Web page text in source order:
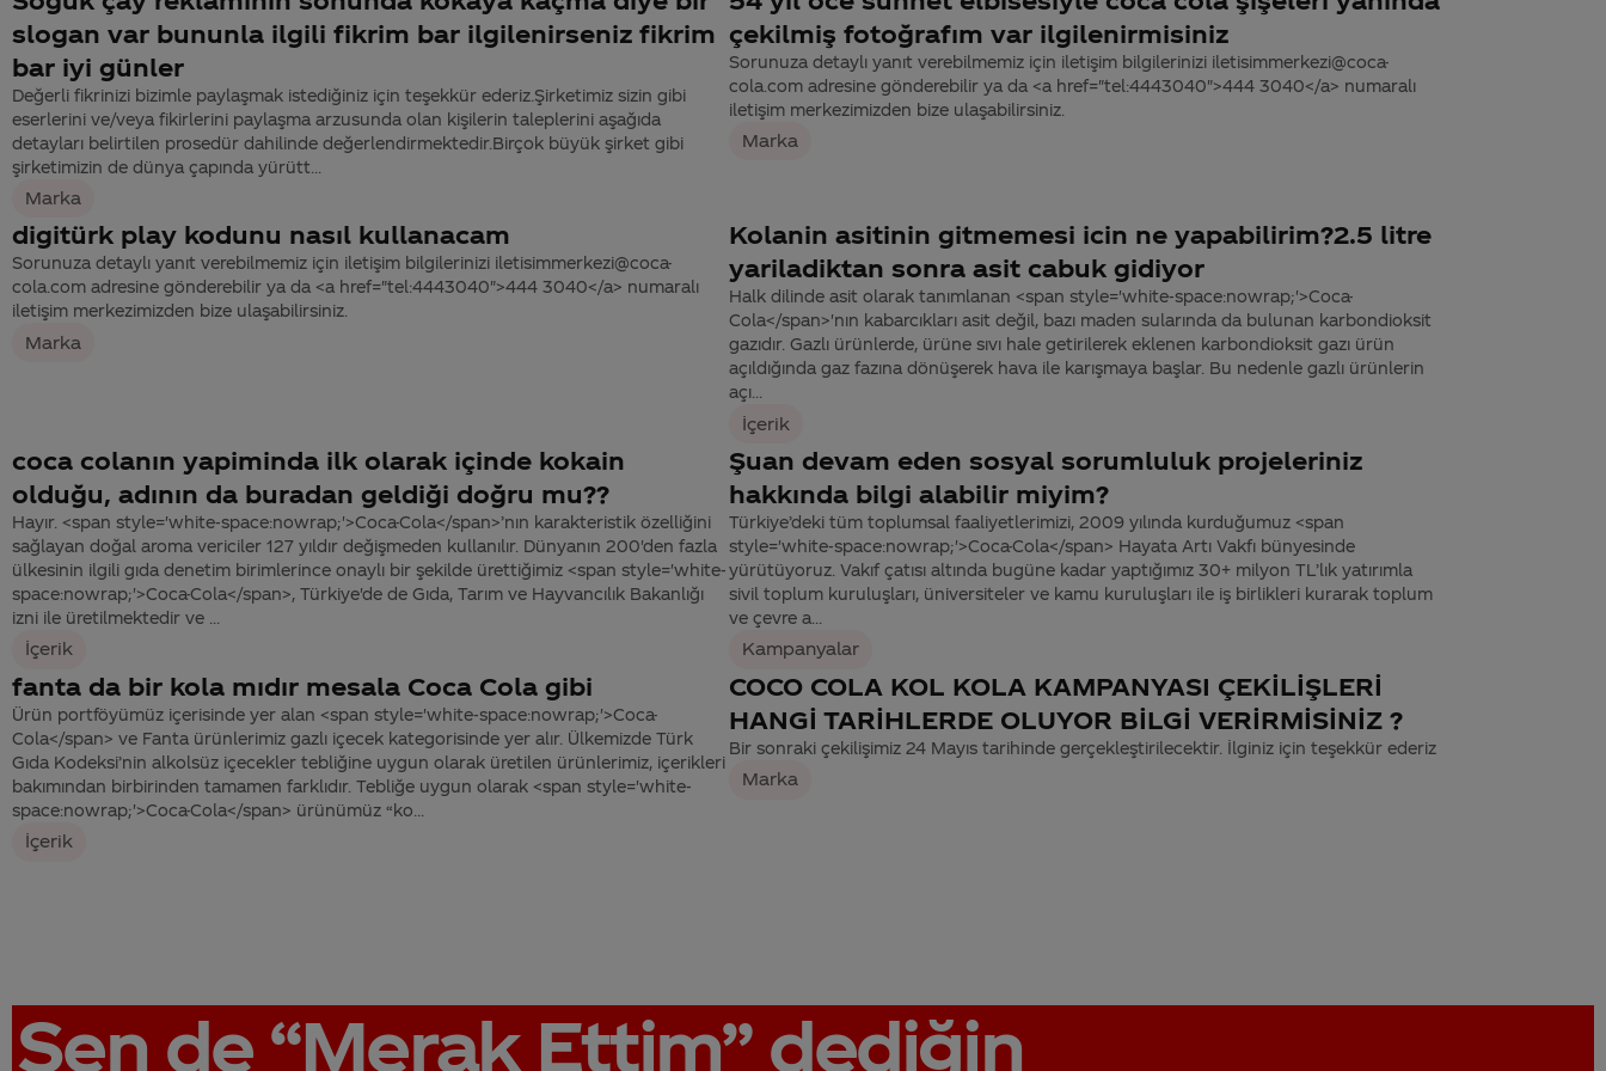
slogan var bununla ilgili fikrim bar ilgilenirseniz fikrim
bar iyi günler
Değerli fikrinizi bizimle paylaşmak istediğiniz için teşekkür ederiz.Şirketimiz sizin gibi
eserlerini ve/veya fikirlerini paylaşma arzusunda olan kişilerin taleplerini aşağıda
detayları belirtilen prosedür dahilinde değerlendirmektedir.Birçok büyük şirket gibi
şirketimizin de dünya çapında yürütt...
Marka
çekilmiş fotoğrafım var ilgilenirmisiniz
Sorunuza detaylı yanıt verebilmemiz için iletişim bilgilerinizi iletisimmerkezi@coca-
cola.com adresine gönderebilir ya da <a href="tel:4443040">444 3040</a> numaralı
iletişim merkezimizden bize ulaşabilirsiniz.
Marka
digitürk play kodunu nasıl kullanacam
Sorunuza detaylı yanıt verebilmemiz için iletişim bilgilerinizi iletisimmerkezi@coca-
cola.com adresine gönderebilir ya da <a href="tel:4443040">444 3040</a> numaralı
iletişim merkezimizden bize ulaşabilirsiniz.
Marka
Kolanin asitinin gitmemesi icin ne yapabilirim?2.5 litre
yariladiktan sonra asit cabuk gidiyor
Halk dilinde asit olarak tanımlanan <span style='white-space:nowrap;'>Coca-
Cola</span>'nın kabarcıkları asit değil, bazı maden sularında da bulunan karbondioksit
gazıdır. Gazlı ürünlerde, ürüne sıvı hale getirilerek eklenen karbondioksit gazı ürün
açıldığında gaz fazına dönüşerek hava ile karışmaya başlar. Bu nedenle gazlı ürünlerin
açı...
İçerik
coca colanın yapiminda ilk olarak içinde kokain
olduğu, adının da buradan geldiği doğru mu??
Hayır. <span style='white-space:nowrap;'>Coca-Cola</span>’nın karakteristik özelliğini
sağlayan doğal aroma vericiler 127 yıldır değişmeden kullanılır. Dünyanın 200'den fazla
ülkesinin ilgili gıda denetim birimlerince onaylı bir şekilde ürettiğimiz <span style='white-
space:nowrap;'>Coca-Cola</span>, Türkiye'de de Gıda, Tarım ve Hayvancılık Bakanlığı
izni ile üretilmektedir ve ...
İçerik
Şuan devam eden sosyal sorumluluk projeleriniz
hakkında bilgi alabilir miyim?
Türkiye’deki tüm toplumsal faaliyetlerimizi, 2009 yılında kurduğumuz <span
style='white-space:nowrap;'>Coca-Cola</span> Hayata Artı Vakfı bünyesinde
yürütüyoruz. Vakıf çatısı altında bugüne kadar yaptığımız 30+ milyon TL’lık yatırımla
sivil toplum kuruluşları, üniversiteler ve kamu kuruluşları ile iş birlikleri kurarak toplum
ve çevre a...
Kampanyalar
fanta da bir kola mıdır mesala Coca Cola gibi
Ürün portföyümüz içerisinde yer alan <span style='white-space:nowrap;'>Coca-
Cola</span> ve Fanta ürünlerimiz gazlı içecek kategorisinde yer alır. Ülkemizde Türk
Gıda Kodeksi’nin alkolsüz içecekler tebliğine uygun olarak üretilen ürünlerimiz, içerikleri
bakımından birbirinden tamamen farklıdır. Tebliğe uygun olarak <span style='white-
space:nowrap;'>Coca-Cola</span> ürünümüz “ko...
İçerik
COCO COLA KOL KOLA KAMPANYASI ÇEKİLİŞLERİ
HANGİ TARİHLERDE OLUYOR BİLGİ VERİRMİSİNİZ ?
Bir sonraki çekilişimiz 24 Mayıs tarihinde gerçekleştirilecektir. İlginiz için teşekkür ederiz
Marka
Sen de “Merak Ettim”dediğin